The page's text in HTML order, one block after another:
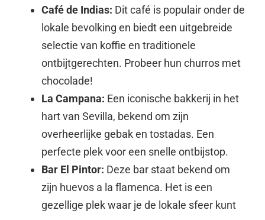
Café de Indias: Dit café is populair onder de
lokale bevolking en biedt een uitgebreide
selectie van koffie en traditionele
ontbijtgerechten. Probeer hun churros met
chocolade!
La Campana: Een iconische bakkerij in het
hart van Sevilla, bekend om zijn
overheerlijke gebak en tostadas. Een
perfecte plek voor een snelle ontbijstop.
Bar El Pintor: Deze bar staat bekend om
zijn huevos a la flamenca. Het is een
gezellige plek waar je de lokale sfeer kunt